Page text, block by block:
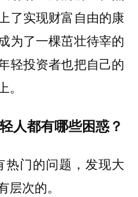
了实现财富自由的康
为了一棵茁壮待宰的
轻投资者也把自己的
人都有哪些困惑？
热门的问题，发现大
次的。